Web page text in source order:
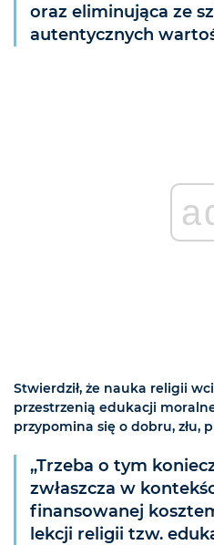
oraz eliminująca ze
autentycznych
Stwierdził, że nauka religii
przestrzenią edukacji
przypomina się o dobru, złu,
„Trzeba o tym
zwłaszcza w
finansowanej
lekcji religii tzw.